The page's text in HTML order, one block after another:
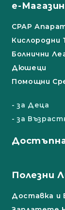
е-Магазин
СРАР
Кислородни
Болнични
Дюшеци
Помощни
- за Деца
- за
Полезни
Доставка и